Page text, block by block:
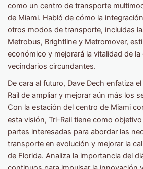
como un centro de transporte
de Miami. Habló de cómo la
otros modos de transporte, incluidas
Metrobus, Brightline y Metromover,
económico y mejorará la vitalidad de
vecindarios circundantes.
De cara al futuro, Dave Dech enfatiza
Rail de ampliar y mejorar aún más los
Con la estación del centro de Miami
esta visión, Tri-Rail tiene como
partes interesadas para abordar las
transporte en evolución y mejorar la
de Florida. Analiza la importancia del